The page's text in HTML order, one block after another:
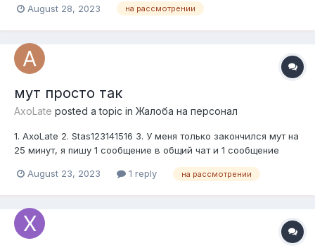
August 28, 2023 на рассмотрении
мут просто так
AxoLate posted a topic in Жалоба на персонал
1. AxoLate 2. Stas123141516 3. У меня только закончился мут на
25 минут, я пишу 1 сообщение в общий чат и 1 сообщение
https://imgur.com/gallery/8LfXNtH
August 23, 2023 1 reply на рассмотрении